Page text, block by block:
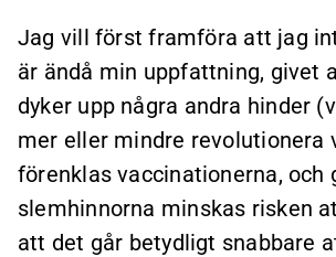
Jag vill först framföra att jag
är ändå min uppfattning, givet
dyker upp några andra hinder
mer eller mindre revolutionera
förenklas vaccinationerna, och
slemhinnorna minskas risken
att det går betydligt snabbare